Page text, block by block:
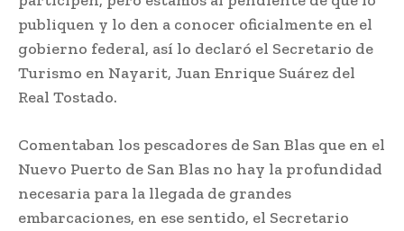
publiquen y lo den a conocer oficialmente en el
gobierno federal, así lo declaró el Secretario de
Turismo en Nayarit, Juan Enrique Suárez del
Real Tostado.
Comentaban los pescadores de San Blas que en el
Nuevo Puerto de San Blas no hay la profundidad
necesaria para la llegada de grandes
embarcaciones, en ese sentido, el Secretario